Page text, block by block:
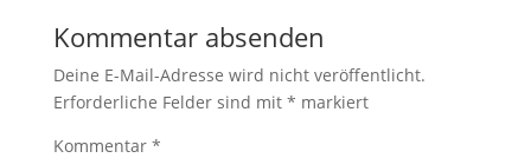
Kommentar absenden
Deine E-Mail-Adresse wird nicht veröffentlicht.
Erforderliche Felder sind mit * markiert
Kommentar *